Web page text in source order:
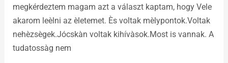
megkérdeztem magam azt a választ kaptam, hogy Vele
akarom leèlni az èletemet. Ès voltak mèlypontok.Voltak
nehèzsègek.Jócskàn voltak kihívàsok.Most is vannak. A
tudatossàg nem